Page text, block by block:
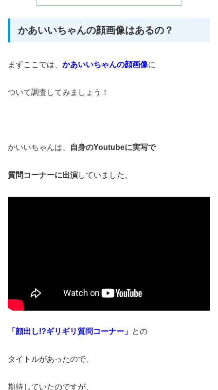
かあいいちゃんの顔画像はあるの？
まずここでは、 かあいいちゃんの顔画像に
ついて調査してみましょう！
かいいちゃんは、 自身のYoutubeに実写で
質問コーナーに出演していました。
「顔出し!?ギリギリ質問コーナー」 との
タイトルがあったので、
期待していたのですが、